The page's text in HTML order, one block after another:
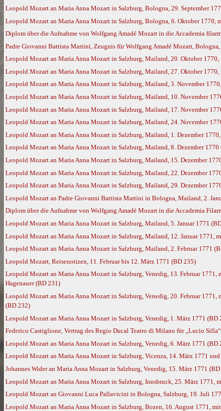
Leopold Mozart an Maria Anna Mozart in Salzburg, Bologna, 29. September
Leopold Mozart an Maria Anna Mozart in Salzburg, Bologna, 6. Oktober
Diplom über die Aufnahme von Wolfgang Amadé Mozart in die Accademia
Padre Giovanni Battista Martini, Zeugnis für Wolfgang Amadé Mozart,
Leopold Mozart an Maria Anna Mozart in Salzburg, Mailand, 20. Oktober
Leopold Mozart an Maria Anna Mozart in Salzburg, Mailand, 27. Oktober
Leopold Mozart an Maria Anna Mozart in Salzburg, Mailand, 3. November
Leopold Mozart an Maria Anna Mozart in Salzburg, Mailand, 10. November
Leopold Mozart an Maria Anna Mozart in Salzburg, Mailand, 17. November
Leopold Mozart an Maria Anna Mozart in Salzburg, Mailand, 24. November
Leopold Mozart an Maria Anna Mozart in Salzburg, Mailand, 1. Dezember
Leopold Mozart an Maria Anna Mozart in Salzburg, Mailand, 8. Dezember 1770
Leopold Mozart an Maria Anna Mozart in Salzburg, Mailand, 15. Dezember
Leopold Mozart an Maria Anna Mozart in Salzburg, Mailand, 22. Dezember
Leopold Mozart an Maria Anna Mozart in Salzburg, Mailand, 29. Dezember
Leopold Mozart an Padre Giovanni Battista Martini in Bologna, Mailand, 2.
Diplom über die Aufnahme von Wolfgang Amadé Mozart in die Accademia
Leopold Mozart an Maria Anna Mozart in Salzburg, Mailand, 5. Januar 1771
Leopold Mozart an Maria Anna Mozart in Salzburg, Mailand, 12. Januar 1771,
Leopold Mozart an Maria Anna Mozart in Salzburg, Mailand, 2. Februar 1771
Leopold Mozart, Reisenotizen, 11. Februar bis 12. März 1771 (BD 235)
Leopold Mozart an Maria Anna Mozart in Salzburg, Venedig, 13. Februar
Hagenauer (BD 231)
Leopold Mozart an Maria Anna Mozart in Salzburg, Venedig, 20. Februar
(BD 232)
Leopold Mozart an Maria Anna Mozart in Salzburg, Venedig, 1. März 1771 (BD
Federico Castiglione, Vertrag des Regio Ducal Teatro di Milano für „Lucio
Leopold Mozart an Maria Anna Mozart in Salzburg, Venedig, 6. März 1771 (BD
Leopold Mozart an Maria Anna Mozart in Salzburg, Vicenza, 14. März 1771
Johannes Wider an Maria Anna Mozart in Salzburg, Venedig, 15. März 1771
Leopold Mozart an Maria Anna Mozart in Salzburg, Innsbruck, 25. März 1771,
Leopold Mozart an Giovanni Luca Pallavicini in Bologna, Salzburg, 19. Juli
Leopold Mozart an Maria Anna Mozart in Salzburg, Bozen, 16. August 1771,